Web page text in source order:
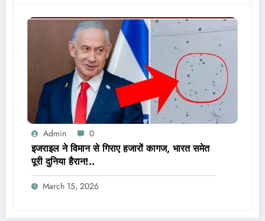
Admin 0
इजराइल ने विमान से गिराए हजारों कागज, भारत समेत
पूरी दुनिया हैरान!..
March 15, 2026